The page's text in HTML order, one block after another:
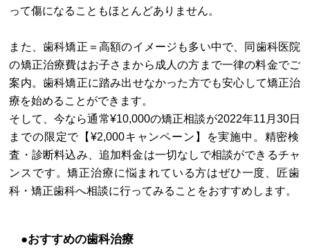
って傷になることもほとんどありません。
また、歯科矯正＝高額のイメージも多い中で、同歯科医院
の矯正治療費はお子さまから成人の方まで一律の料金でご
案内。歯科矯正に踏み出せなかった方でも安心して矯正治
療を始めることができます。
そして、今なら通常¥10,000の矯正相談が2022年11月30日
までの限定で【¥2,000キャンペーン】を実施中。精密検
査・診断料込み、追加料金は一切なしで相談ができるチャ
ンスです。矯正治療に悩まれている方はぜひ一度、匠歯
科・矯正歯科へ相談に行ってみることをおすすめします。
●おすすめの歯科治療